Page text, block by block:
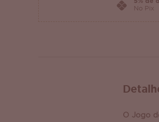
No Pix
O Jogo